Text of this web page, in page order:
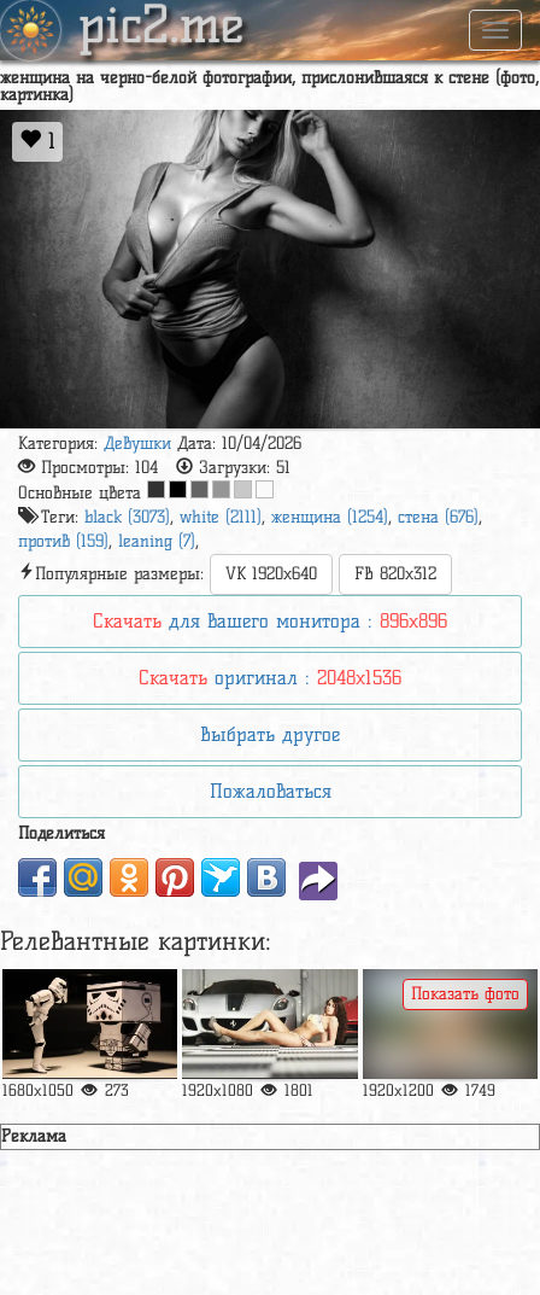
pic2.me
женщина на черно-белой фотографии, прислонившаяся к стене (фото,
картинка)
1
Категория: Девушки Дата: 10/04/2026
Просмотры: 104 Загрузки: 51
Основные цвета
Теги: black (3073), white (2111), женщина (1254), стена (676),
против (159), leaning (7),
Популярные размеры:
VK 1920x640 FB 820x312
Скачать для вашего монитора : 896x896
Скачать оригинал : 2048x1536
Выбрать другое
Пожаловаться
Поделиться
Релевантные картинки:
1680x1050 273 1920x1080 1801 1920x1200 1749
Показать фото
Реклама